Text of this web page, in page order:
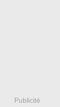
Publicité